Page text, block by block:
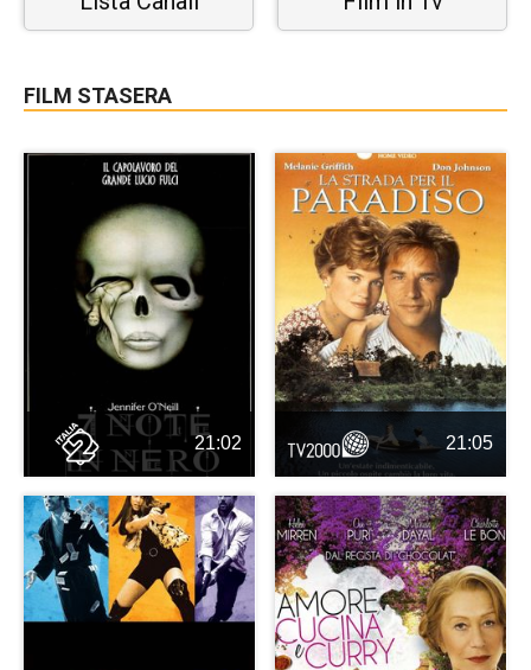
FILM STASERA
21:02 21:05